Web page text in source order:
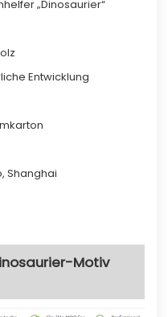
„Dinosaurier“
Entwicklung
Shanghai
Motiv